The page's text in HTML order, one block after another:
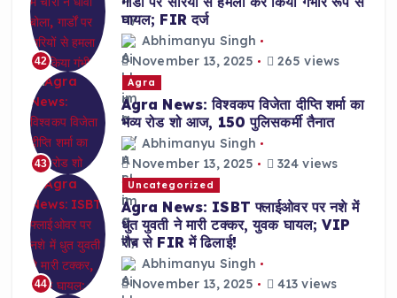
42
घायल; FIR दर्ज
Abhimanyu Singh
November 13, 2025
265 views
43
Agra
Agra News: विश्वकप विजेता दीप्ति शर्मा का
भव्य रोड शो आज, 150 पुलिसकर्मी तैनात
Abhimanyu Singh
November 13, 2025
324 views
44
Uncategorized
Agra News: ISBT फ्लाईओवर पर नशे में
धुत युवती ने मारी टक्कर, युवक घायल; VIP
रौब से FIR में ढिलाई!
Abhimanyu Singh
November 13, 2025
413 views